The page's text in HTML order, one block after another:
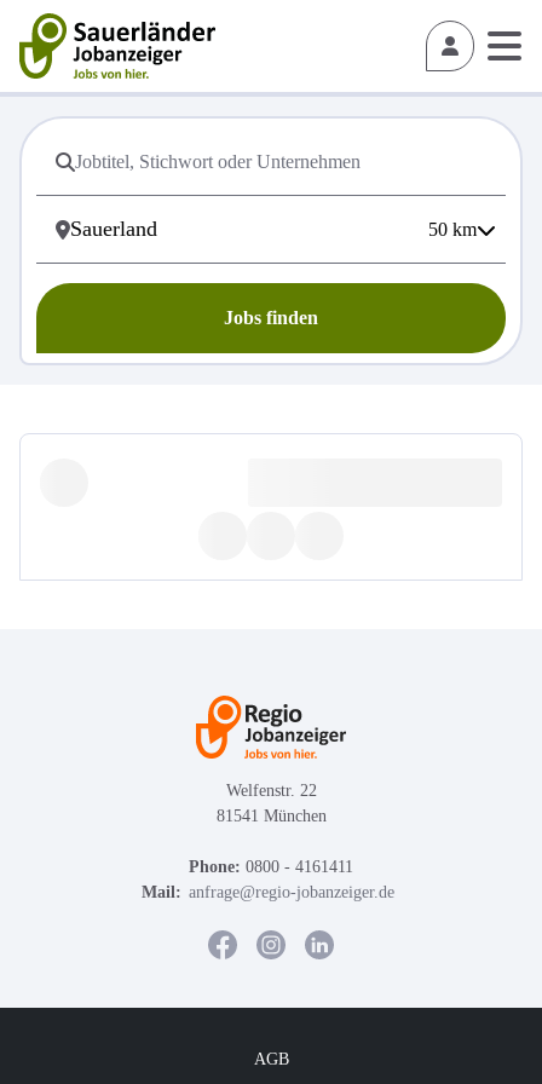
50 km
Jobs finden
Welfenstr. 22
81541 München
Phone: 0800 - 4161411
Mail: anfrage@regio-jobanzeiger.de
AGB